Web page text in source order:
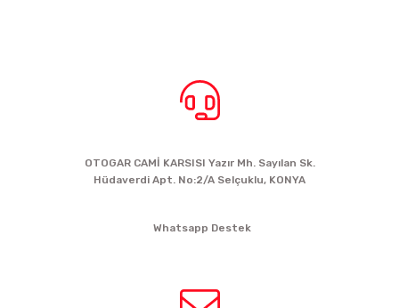
OTOGAR CAMİ KARSISI Yazır Mh. Sayılan Sk.
Hüdaverdi Apt. No:2/A Selçuklu, KONYA
Whatsapp Destek